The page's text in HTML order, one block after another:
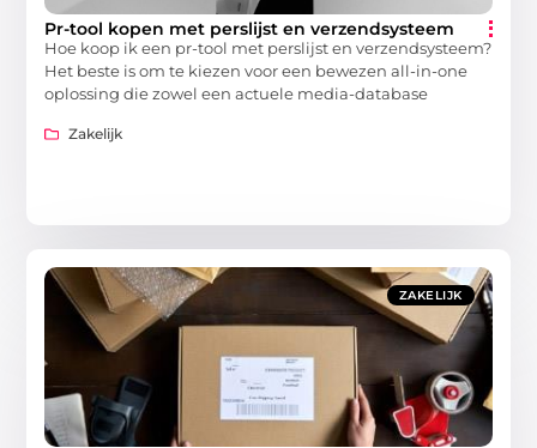
Pr-tool kopen met perslijst en verzendsysteem
Hoe koop ik een pr-tool met perslijst en verzendsysteem?
Het beste is om te kiezen voor een bewezen all-in-one
oplossing die zowel een actuele media-database
Zakelijk
ZAKELIJK